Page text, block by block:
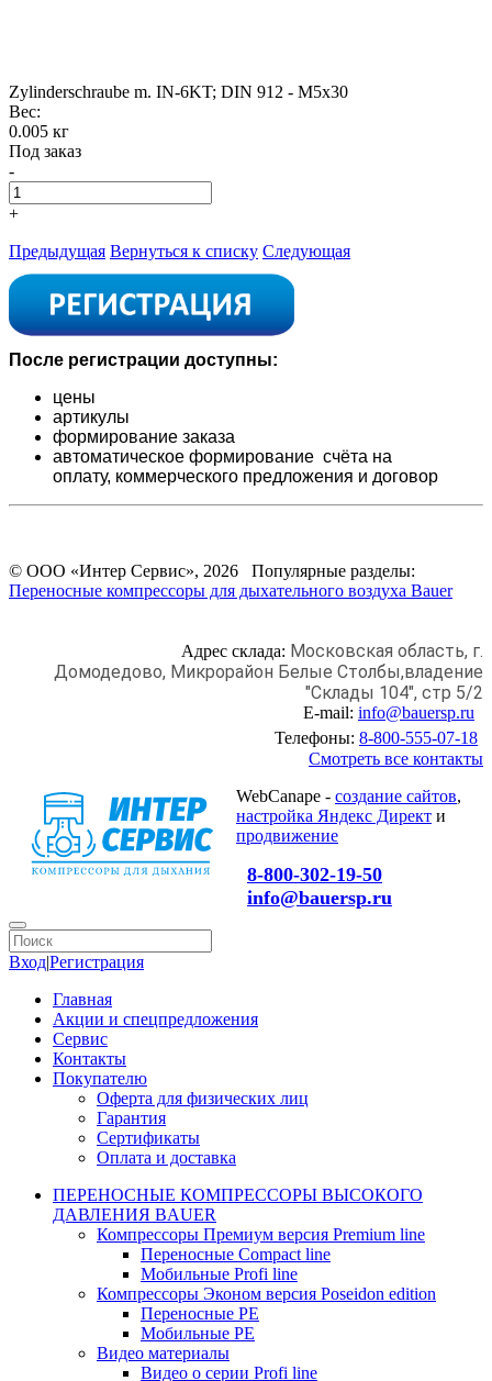
Zylinderschraube m. IN-6KT; DIN 912 - M5x30
Вес:
0.005 кг
Под заказ
-
+
Предыдущая Вернуться к списку Следующая
После регистрации доступны:
цены
артикулы
формирование заказа
автоматическое формирование счёта на
оплату, коммерческого предложения и договор
© ООО «Интер Сервис», 2026 Популярные разделы:
Переносные компрессоры для дыхательного воздуха Bauer
Адрес склада: Московская область, г.
Домодедово, Микрорайон Белые Столбы,владение
"Склады 104", стр 5/2
E-mail: info@bauersp.ru
Телефоны: 8-800-555-07-18
Смотреть все контакты
WebCanape - создание сайтов,
настройка Яндекс Директ и
продвижение
8-800-302-19-50
info@bauersp.ru
Вход|Регистрация
Главная
Акции и спецпредложения
Сервис
Контакты
Покупателю
Оферта для физических лиц
Гарантия
Сертификаты
Оплата и доставка
ПЕРЕНОСНЫЕ КОМПРЕССОРЫ ВЫСОКОГО
ДАВЛЕНИЯ BAUER
Компрессоры Премиум версия Premium line
Переносные Compact line
Мобильные Profi line
Компрессоры Эконом версия Poseidon edition
Переносные PE
Мобильные PE
Видео материалы
Видео о серии Profi line